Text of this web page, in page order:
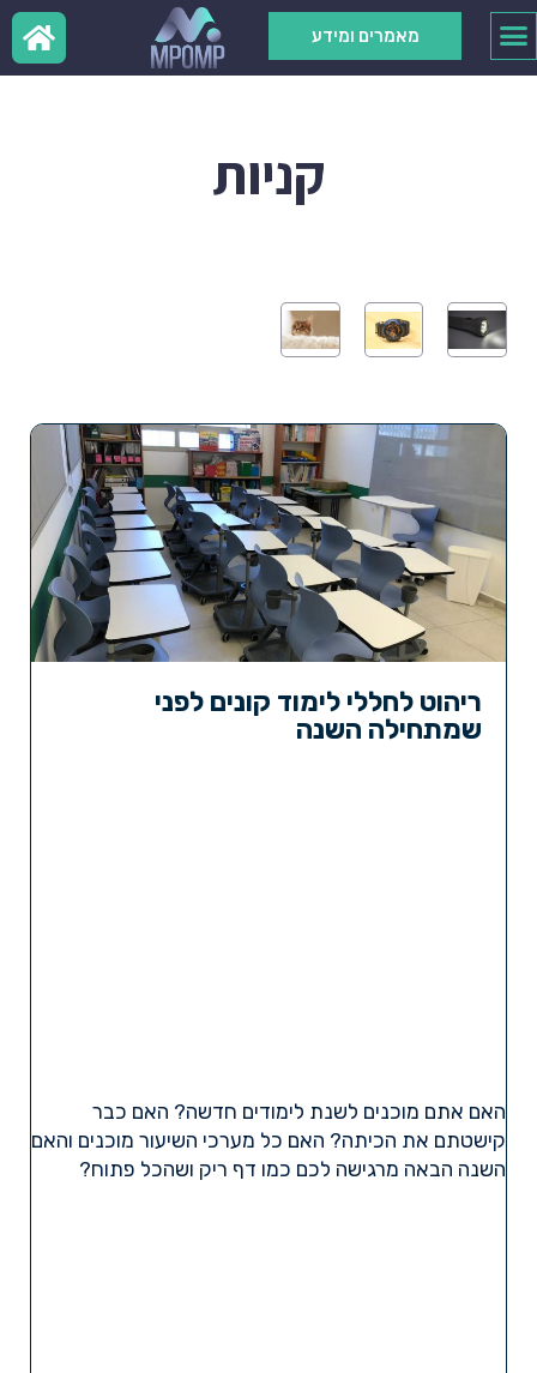
מאמרים ומידע
קניות
ריהוט לחללי לימוד קונים לפני
שמתחילה השנה
האם אתם מוכנים לשנת לימודים חדשה? האם כבר
קישטתם את הכיתה? האם כל מערכי השיעור מוכנים והאם
השנה הבאה מרגישה לכם כמו דף ריק ושהכל פתוח?